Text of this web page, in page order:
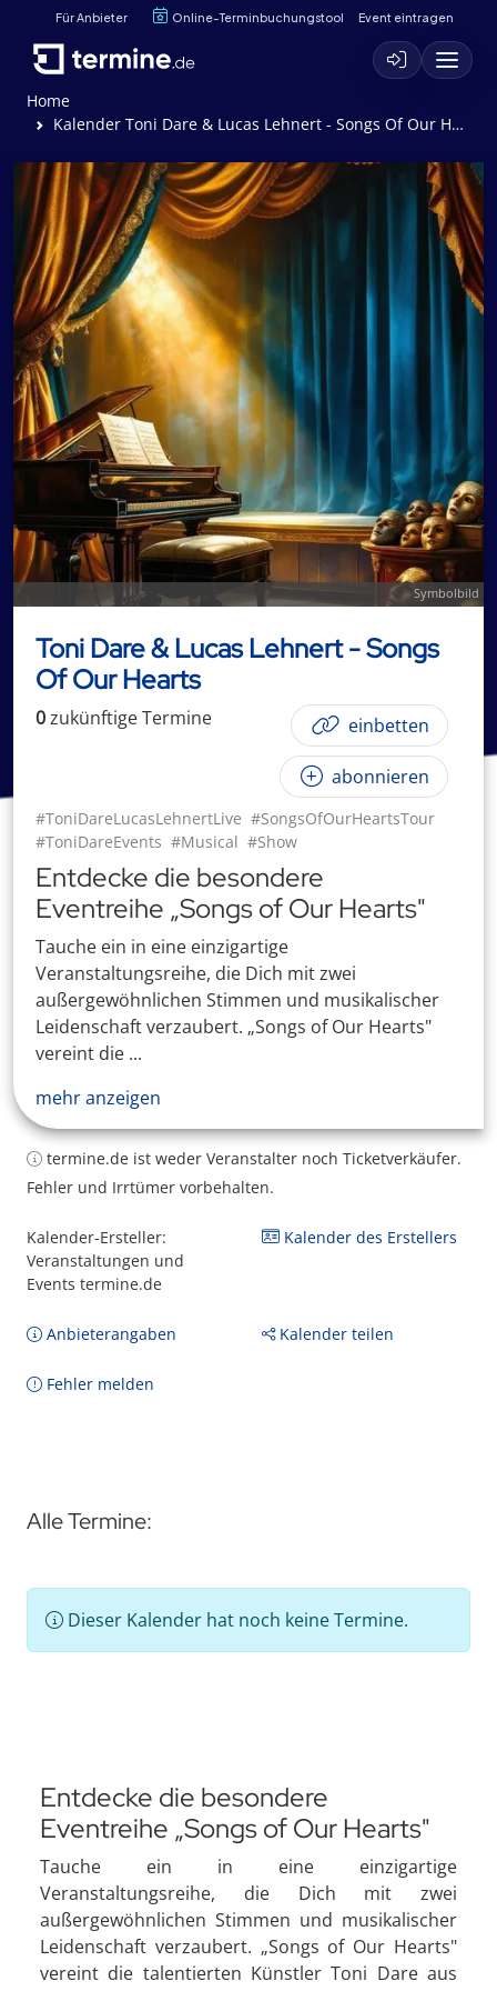
Für Anbieter Online-Terminbuchungstool Event eintragen
Home
Kalender Toni Dare & Lucas Lehnert - Songs Of Our Hearts
Symbolbild
Toni Dare & Lucas Lehnert - Songs
Of Our Hearts
0zukünftigeTermine einbetten
abonnieren
#ToniDareLucasLehnertLive #SongsOfOurHeartsTour
#ToniDareEvents #Musical #Show
Entdecke die besondere
Eventreihe „Songs of Our Hearts"
Tauche ein in eine einzigartige
Veranstaltungsreihe, die Dich mit zwei
außergewöhnlichen Stimmen und musikalischer
Leidenschaft verzaubert. „Songs of Our Hearts"
vereint die ...
mehr anzeigen
termine.de ist weder Veranstalter noch Ticketverkäufer.
Fehler und Irrtümer vorbehalten.
Kalender-Ersteller:
Veranstaltungen und
Events termine.de
Kalender des Erstellers
Anbieterangaben Kalender teilen
Fehler melden
Alle Termine:
Dieser Kalender hat noch keine Termine.
Entdecke die besondere
Eventreihe „Songs of Our Hearts"
Tauche ein in eine einzigartige
Veranstaltungsreihe, die Dich mit zwei
außergewöhnlichen Stimmen und musikalischer
Leidenschaft verzaubert. „Songs of Our Hearts"
vereint die talentierten Künstler Toni Dare aus